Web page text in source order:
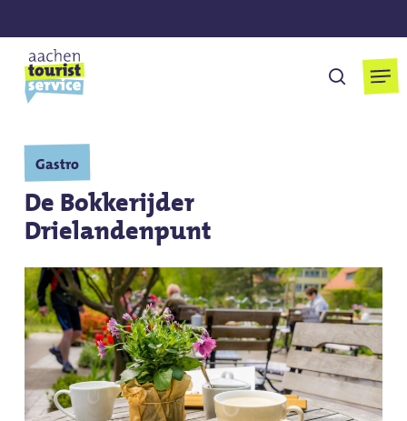
naar
hoofdinhoud
Zoek op
Gastro
De Bokkerijder
Drielandenpunt